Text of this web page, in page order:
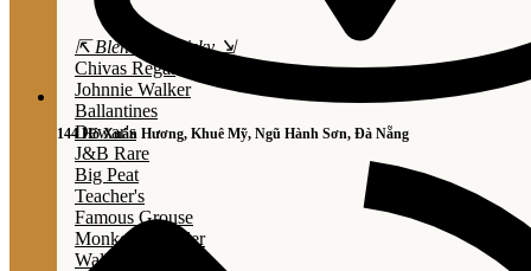
144 Hồ Xuân Hương, Khuê Mỹ, Ngũ Hành Sơn, Đà Nẵng
⇱ Blended Whisky ⇲
Chivas Regal
Johnnie Walker
Ballantines
Dewar's
J&B Rare
Big Peat
Teacher's
Famous Grouse
Monkey Shouder
Wall Street